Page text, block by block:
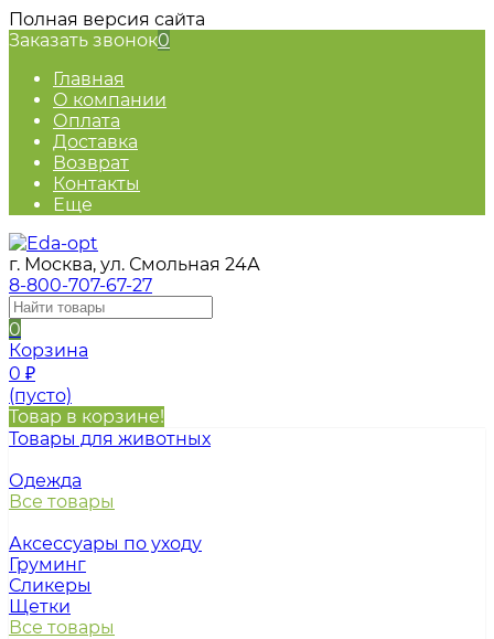
Полная версия сайта
Заказать звонок0
Главная
О компании
Оплата
Доставка
Возврат
Контакты
Еще
г. Москва, ул. Смольная 24А
8-800-707-67-27
0
Корзина
0 ₽
(пусто)
Товар в корзине!
Товары для животных
Одежда
Все товары
Аксессуары по уходу
Груминг
Сликеры
Щетки
Все товары